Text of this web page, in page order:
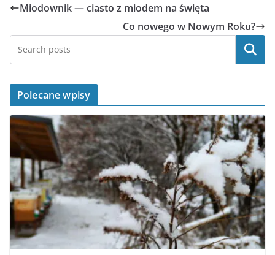
Miodownik — ciasto z miodem na święta
Co nowego w Nowym Roku?
Szukaj
Polecane wpisy